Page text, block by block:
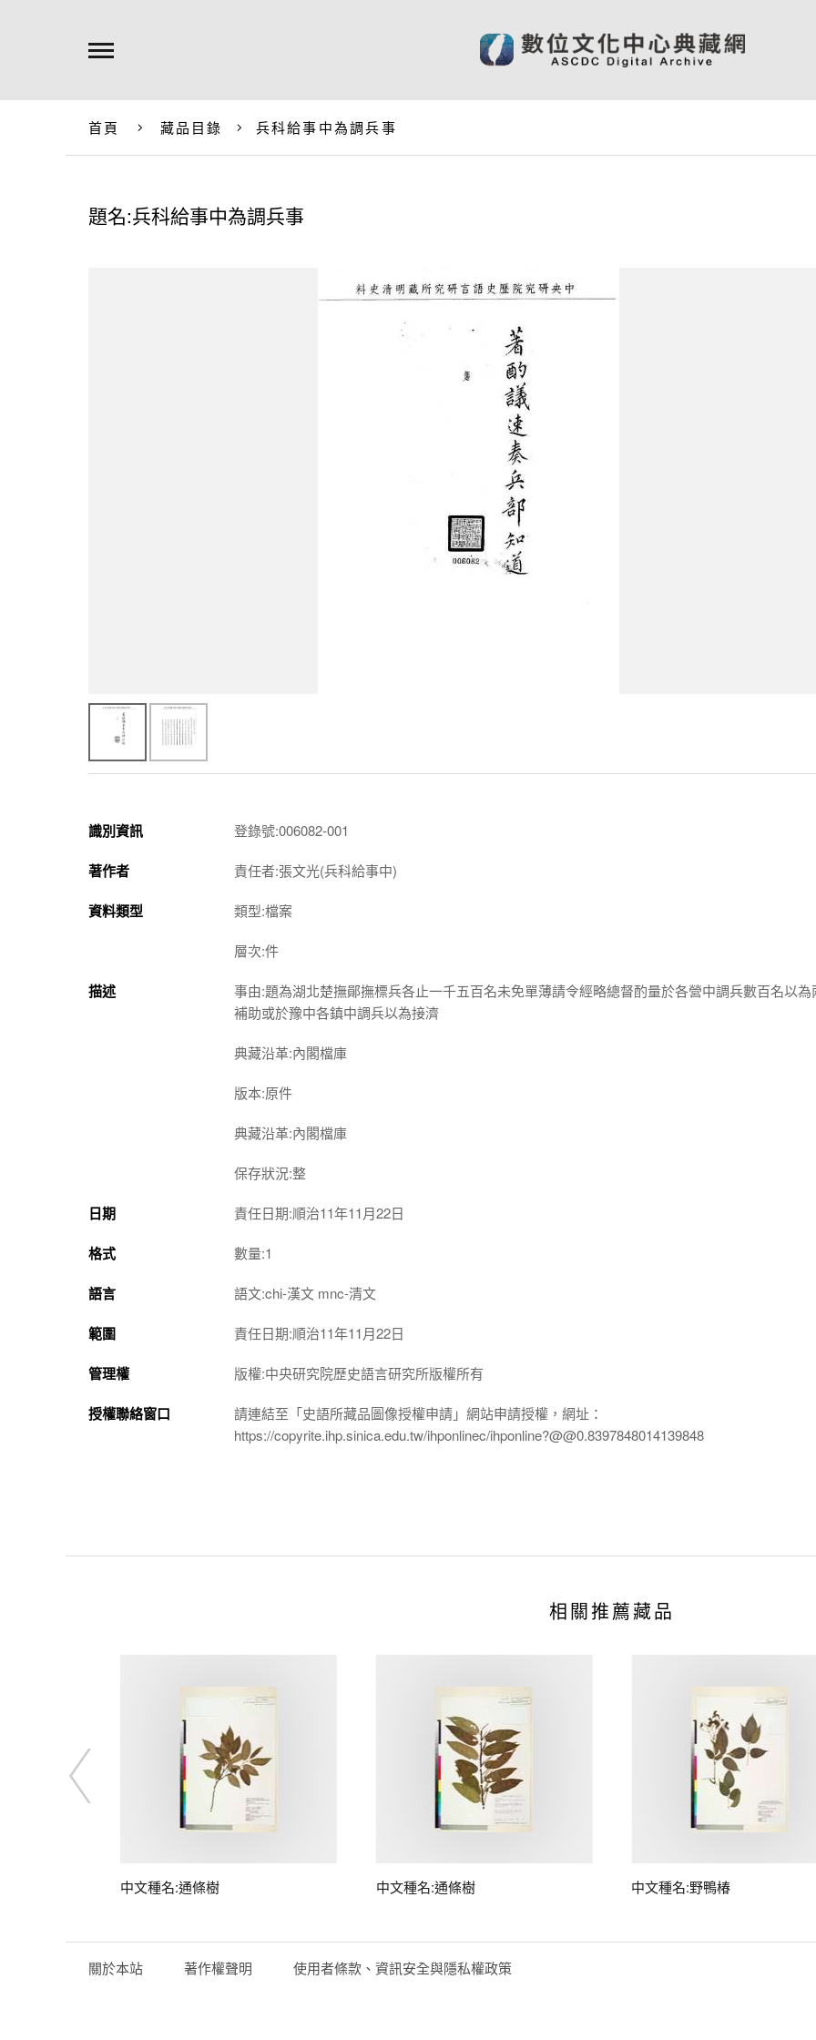
首頁 藏品目錄 兵科給事中為調兵事
題名:兵科給事中為調兵事
識別資訊 登錄號:006082-001
著作者 責任者:張文光(兵科給事中)
資料類型 類型:檔案
層次:件
描述
事由:題為湖北楚撫鄖撫標兵各止一千五百名未免單薄請令經略總督酌量於各營中調兵數百名以為
補助或於豫中各鎮中調兵以為接濟
典藏沿革:內閣檔庫
版本:原件
典藏沿革:內閣檔庫
保存狀況:整
日期 責任日期:順治11年11月22日
格式 數量:1
語言 語文:chi-漢文 mnc-清文
範圍 責任日期:順治11年11月22日
管理權 版權:中央研究院歷史語言研究所版權所有
授權聯絡窗口
請連結至「史語所藏品圖像授權申請」網站申請授權，網址：
https://copyrite.ihp.sinica.edu.tw/ihponlinec/ihponline?@@0.8397848014139848
相關推薦藏品
中文種名:通條樹 中文種名:通條樹 中文種名:野鴨椿
關於本站 著作權聲明 使用者條款、資訊安全與隱私權政策